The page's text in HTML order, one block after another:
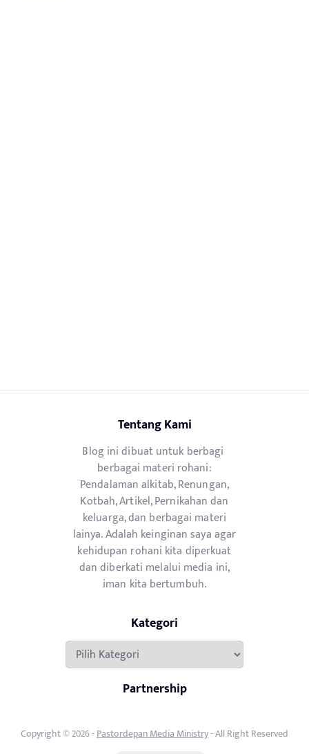
Tentang Kami
Blog ini dibuat untuk berbagi
berbagai materi rohani:
Pendalaman alkitab, Renungan,
Kotbah, Artikel, Pernikahan dan
keluarga, dan berbagai materi
lainya. Adalah keinginan saya agar
kehidupan rohani kita diperkuat
dan diberkati melalui media ini,
iman kita bertumbuh.
Kategori
Kategori
Partnership
Copyright © 2026 -Pastordepan Media Ministry- All Right Reserved